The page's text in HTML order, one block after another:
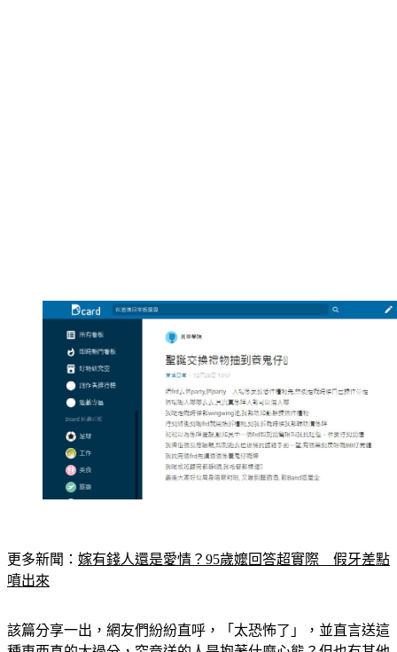
更多新聞： 嫁有錢人還是愛情？95歲嬤回答超實際　假牙差點
噴出來
該篇分享一出，網友們紛紛直呼，「太恐怖了」，並直言送這